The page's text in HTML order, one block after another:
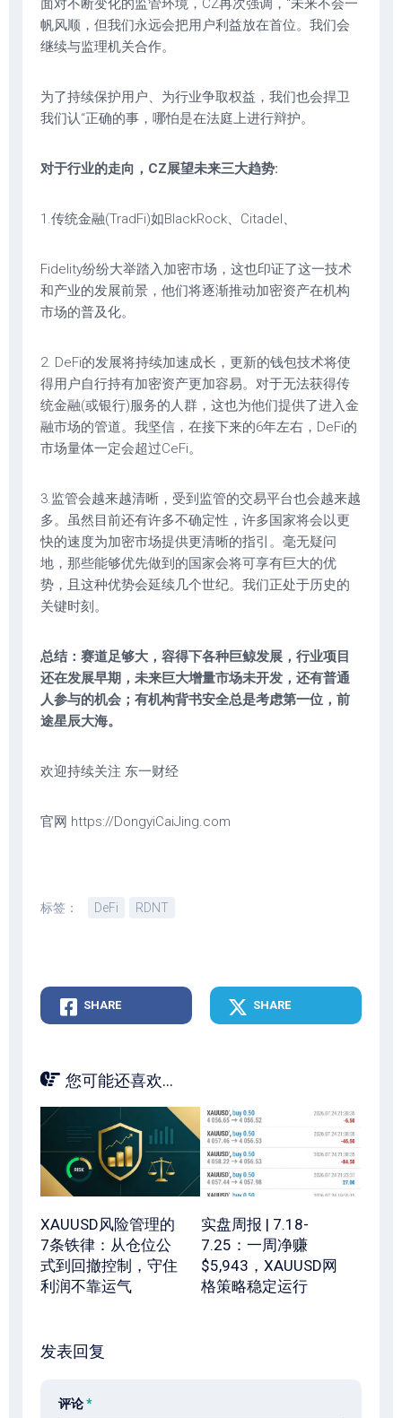
面对不断变化的监管环境，CZ再次强调，“未来不会一
帆风顺，但我们永远会把用户利益放在首位。我们会
继续与监理机关合作。
为了持续保护用户、为行业争取权益，我们也会捍卫
我们认“正确的事，哪怕是在法庭上进行辩护。
对于行业的走向，CZ展望未来三大趋势:
1.传统金融(TradFi)如BlackRock、Citadel、
Fidelity纷纷大举踏入加密市场，这也印证了这一技术
和产业的发展前景，他们将逐渐推动加密资产在机构
市场的普及化。
2. DeFi的发展将持续加速成长，更新的钱包技术将使
得用户自行持有加密资产更加容易。对于无法获得传
统金融(或银行)服务的人群，这也为他们提供了进入金
融市场的管道。我坚信，在接下来的6年左右，DeFi的
市场量体一定会超过CeFi。
3.监管会越来越清晰，受到监管的交易平台也会越来越
多。虽然目前还有许多不确定性，许多国家将会以更
快的速度为加密市场提供更清晰的指引。毫无疑问
地，那些能够优先做到的国家会将可享有巨大的优
势，且这种优势会延续几个世纪。我们正处于历史的
关键时刻。
总结：赛道足够大，容得下各种巨鲸发展，行业项目
还在发展早期，未来巨大增量市场未开发，还有普通
人参与的机会；有机构背书安全总是考虑第一位，前
途星辰大海。
欢迎持续关注 东一财经
官网 https://DongyiCaiJing.com
标签： DeFi RDNT
SHARE SHARE
您可能还喜欢...
XAUUSD风险管理的
7条铁律：从仓位公
式到回撤控制，守住
利润不靠运气
实盘周报 | 7.18-
7.25：一周净赚
$5,943，XAUUSD网
格策略稳定运行
发表回复
评论*